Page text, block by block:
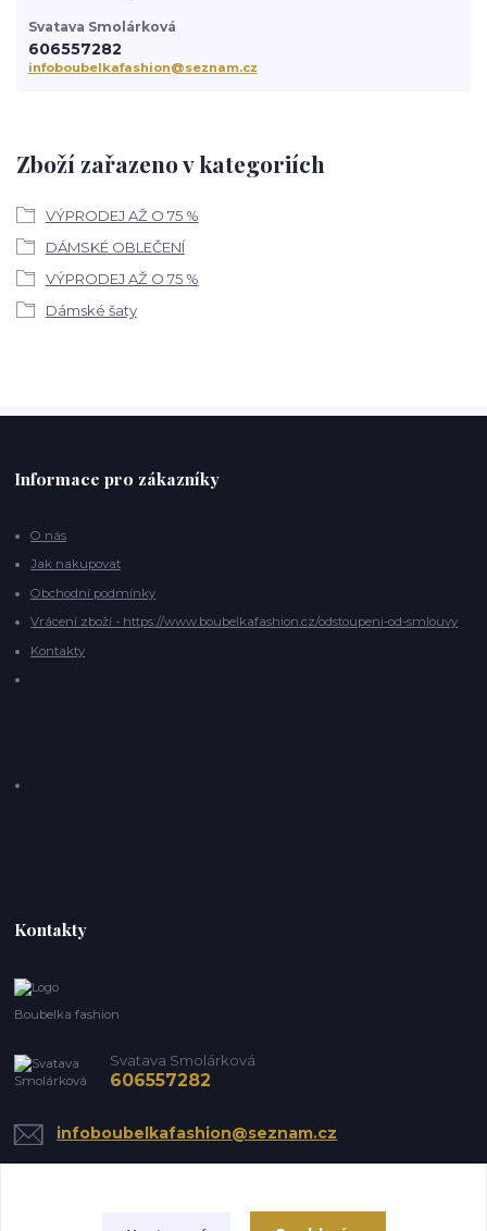
Zboží zařazeno v kategoriích
VÝPRODEJ AŽ O 75 %
DÁMSKÉ OBLEČENÍ
VÝPRODEJ AŽ O 75 %
Dámské šaty
Svatava Smolárková
606557282
infoboubelkafashion@seznam.cz
Informace pro zákazníky
O nás
Jak nakupovat
Obchodní podmínky
Vrácení zboží - https://www.boubelkafashion.cz/odstoupeni-od-smlouvy
Kontakty
Kontakty
Boubelka fashion
Svatava Smolárková
606557282
infoboubelkafashion@seznam.cz